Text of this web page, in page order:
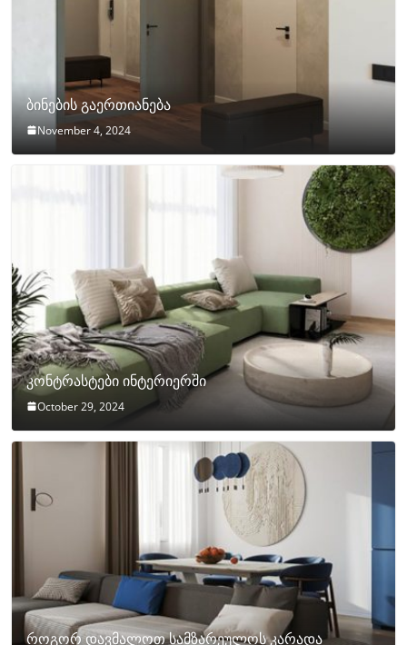
ბინების გაერთიანება
November 4, 2024
კონტრასტები ინტერიერში
October 29, 2024
როგორ დავმალოთ სამზარეულოს კარადა